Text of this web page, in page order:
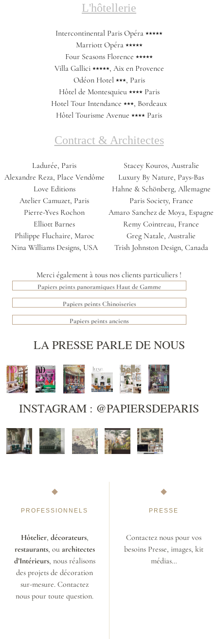
L'hôtellerie
Intercontinental Paris Opéra ⭑⭑⭑⭑⭑
Marriott Opéra ⭑⭑⭑⭑⭑
Four Seasons Florence ⭑⭑⭑⭑⭑
Villa Gallici ⭑⭑⭑⭑⭑, Aix en Provence
Odéon Hotel ⭑⭑⭑, Paris
Hôtel de Montesquieu ⭑⭑⭑⭑ Paris
Hotel Tour Intendance ⭑⭑⭑, Bordeaux
Hôtel Tourisme Avenue ⭑⭑⭑⭑ Paris
Contract & Architectes
Ladurée, Paris
Alexandre Reza, Place Vendôme
Love Editions
Atelier Camuzet, Paris
Pierre-Yves Rochon
Elliott Barnes
Philippe Fluchaire, Maroc
Nina Williams Designs, USA
Stacey Kouros, Australie
Luxury By Nature, Pays-Bas
Hahne & Schönberg, Allemagne
Paris Society, France
Amaro Sanchez de Moya, Espagne
Remy Cointreau, France
Greg Natale, Australie
Trish Johnston Design, Canada
Merci également à tous nos clients particuliers !
Papiers peints panoramiques Haut de Gamme
Papiers peints Chinoiseries
Papiers peints anciens
LA PRESSE PARLE DE NOUS
INSTAGRAM : @PAPIERSDEPARIS
PROFESSIONNELS
Hôtelier, décorateurs,
restaurants, ou architectes
d’Intérieurs, nous réalisons
des projets de décoration
sur-mesure. Contactez
nous pour toute question.
PRESSE
Contactez nous pour vos
besoins Presse, images, kit
médias…